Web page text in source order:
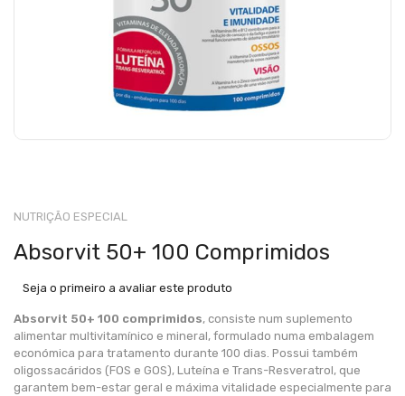
NUTRIÇÃO ESPECIAL
Absorvit 50+ 100 Comprimidos
Seja o primeiro a avaliar este produto
Absorvit 50+ 100 comprimidos, consiste num suplemento
alimentar multivitamínico e mineral, formulado numa embalagem
económica para tratamento durante 100 dias. Possui também
oligossacáridos (FOS e GOS), Luteína e Trans-Resveratrol, que
garantem bem-estar geral e máxima vitalidade especialmente para